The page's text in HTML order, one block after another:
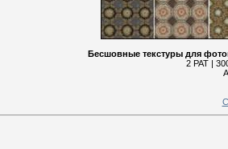
Бесшовные текстуры для
2 PAT |